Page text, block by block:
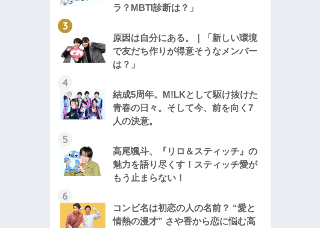
ラ？MBTI診断は？」
原因は自分にある。｜「新しい環境
で友だち作りが得意そうなメンバー
は？」
結成5周年。M!LKとして駆け抜けた
青春の日々。そして今、前を向く7
人の決意。
高尾颯斗、『リロ＆スティッチ』の
魅力を語り尽くす！スティッチ愛が
もう止まらない！
コンビ名は初恋の人の名前？ “愛と
情熱の漫才” さや香から恋に悩む高